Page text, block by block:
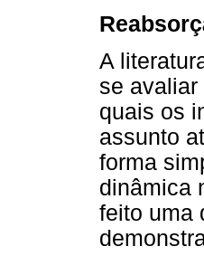
A
se
quais os
assunto
forma
dinâmica
feito uma